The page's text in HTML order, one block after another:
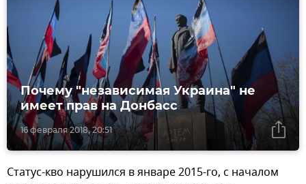
16 февраля 2018, 20:51
Почему "независимая Украина" не
имеет прав на Донбасс
Статус-кво нарушился в январе 2015-го, с началом